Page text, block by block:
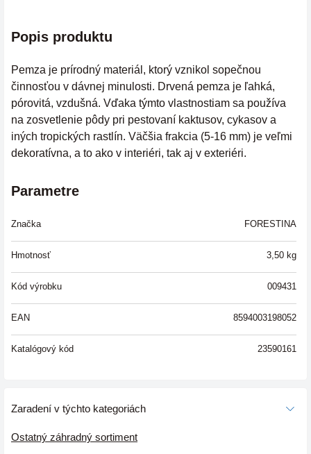
Popis produktu
Pemza je prírodný materiál, ktorý vznikol sopečnou
činnosťou v dávnej minulosti. Drvená pemza je ľahká,
pórovitá, vzdušná. Vďaka týmto vlastnostiam sa používa
na zosvetlenie pôdy pri pestovaní kaktusov, cykasov a
iných tropických rastlín. Väčšia frakcia (5-16 mm) je veľmi
dekoratívna, a to ako v interiéri, tak aj v exteriéri.
Parametre
Značka FORESTINA
Hmotnosť 3,50 kg
Kód výrobku 009431
EAN 8594003198052
Katalógový kód 23590161
Zaradení v týchto kategoriách
Ostatný záhradný sortiment